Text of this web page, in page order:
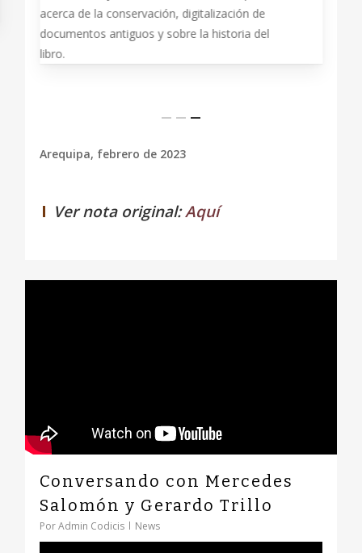
acerca de la conservación, digitalización de
documentos antiguos y sobre la historia del
libro.
Arequipa, febrero de 2023
Ver nota original:Aquí
Conversando con Mercedes
Salomón y Gerardo Trillo
PorAdmin Codicis News